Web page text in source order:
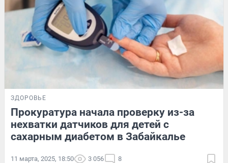
ЗДОРОВЬЕ
Прокуратура начала проверку из-за
нехватки датчиков для детей с
сахарным диабетом в Забайкалье
11 марта, 2025, 18:50 3 056 8